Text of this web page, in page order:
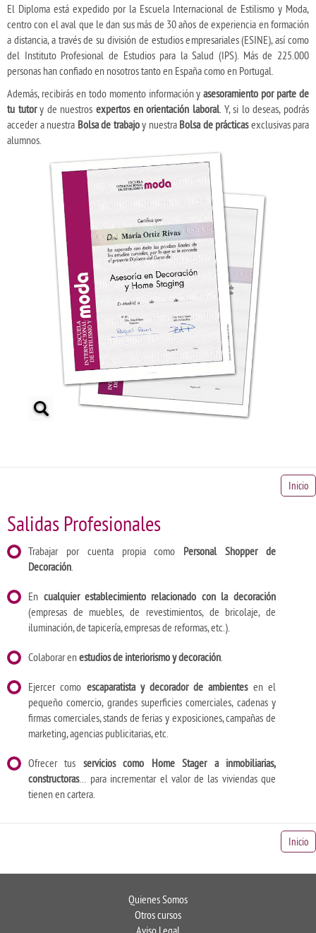
El Diploma está expedido por la Escuela Internacional de Estilismo y Moda,
centro con el aval que le dan sus más de 30 años de experiencia en formación
a distancia, a través de su división de estudios empresariales (ESINE), así como
del Instituto Profesional de Estudios para la Salud (IPS). Más de 225.000
personas han confiado en nosotros tanto en España como en Portugal.
Además, recibirás en todo momento información yasesoramiento por parte de
tu tutory de nuestrosexpertos en orientación laboral. Y, si lo deseas, podrás
acceder a nuestra Bolsa de trabajoy nuestra Bolsa de prácticasexclusivas para
alumnos.
Inicio
Salidas Profesionales
Trabajar por cuenta propia como Personal Shopper de
Decoración
En cualquier establecimiento relacionado con la decoración
(empresas de muebles, de revestimientos, de bricolaje, de
iluminación, de tapicería, empresas de reformas, etc.).
Colaborar enestudios de interiorismo y decoración
Ejercer como escaparatista y decorador de ambientesen el
pequeño comercio, grandes superficies comerciales, cadenas y
firmas comerciales, stands de ferias y exposiciones, campañas de
marketing, agencias publicitarias, etc.
Ofrecer tus servicios como Home Stager a inmobiliarias,
constructoras… para incrementar el valor de las viviendas que
tienen en cartera.
Inicio
Quienes Somos
Otros cursos